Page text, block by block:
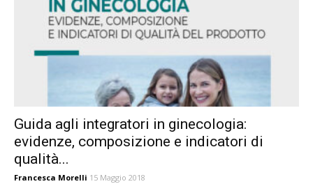
Guida agli integratori in ginecologia:
evidenze, composizione e indicatori di
qualità...
Francesca Morelli 15 Maggio 2018